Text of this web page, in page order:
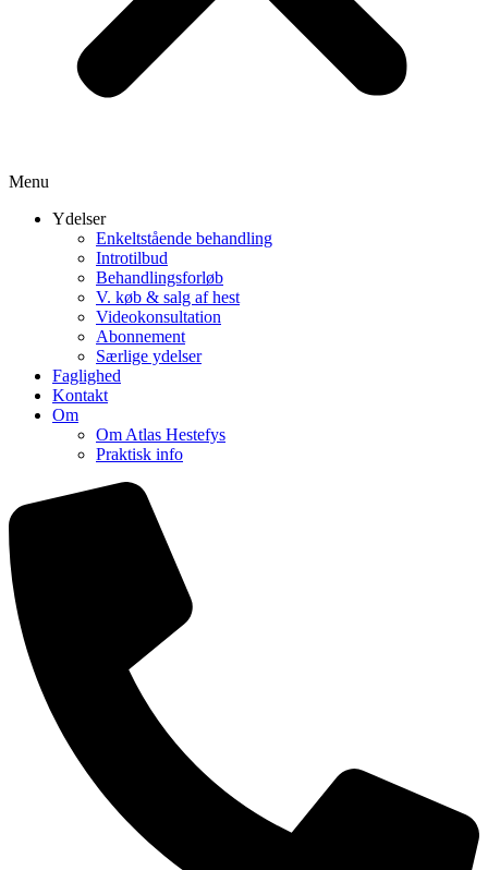
Menu
Ydelser
Enkeltstående behandling
Introtilbud
Behandlingsforløb
V. køb & salg af hest
Videokonsultation
Abonnement
Særlige ydelser
Faglighed
Kontakt
Om
Om Atlas Hestefys
Praktisk info